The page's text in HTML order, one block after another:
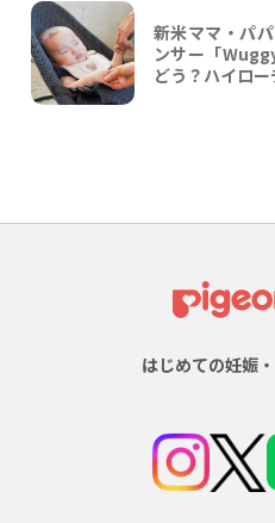
新米ママ・パ
ンサー「
どう？ハイロ
はじめての妊娠